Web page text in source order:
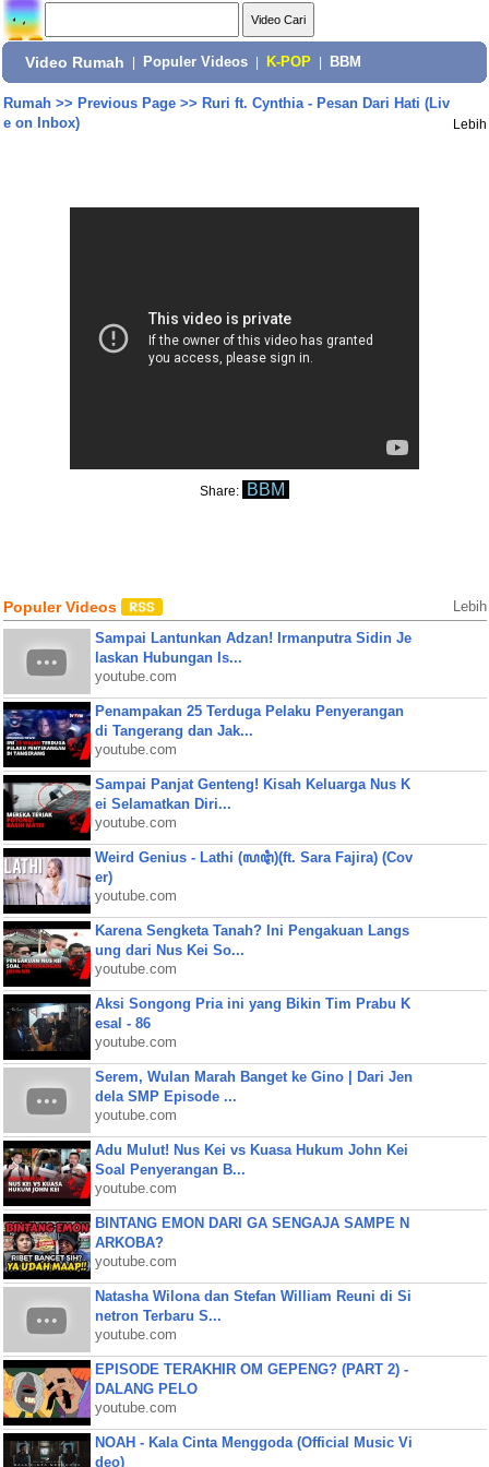
Video Rumah Populer Videos K-POP BBM
Rumah>> Previous Page>> Ruri ft. Cynthia - Pesan Dari Hati (Liv
e on Inbox)
Lebih
Share: BBM
Populer Videos Lebih
Sampai Lantunkan Adzan! Irmanputra Sidin Je
laskan Hubungan Is...
youtube.com
Penampakan 25 Terduga Pelaku Penyerangan
di Tangerang dan Jak...
youtube.com
Sampai Panjat Genteng! Kisah Keluarga Nus K
ei Selamatkan Diri...
youtube.com
Weird Genius - Lathi (ꦭꦛꦶ)(ft. Sara Fajira) (Cov
er)
youtube.com
Karena Sengketa Tanah? Ini Pengakuan Langs
ung dari Nus Kei So...
youtube.com
Aksi Songong Pria ini yang Bikin Tim Prabu K
esal - 86
youtube.com
Serem, Wulan Marah Banget ke Gino | Dari Jen
dela SMP Episode ...
youtube.com
Adu Mulut! Nus Kei vs Kuasa Hukum John Kei
Soal Penyerangan B...
youtube.com
BINTANG EMON DARI GA SENGAJA SAMPE N
ARKOBA?
youtube.com
Natasha Wilona dan Stefan William Reuni di Si
netron Terbaru S...
youtube.com
EPISODE TERAKHIR OM GEPENG? (PART 2) -
DALANG PELO
youtube.com
NOAH - Kala Cinta Menggoda (Official Music Vi
deo)